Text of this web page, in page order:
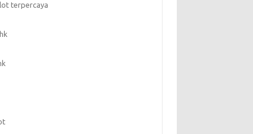
terpercaya